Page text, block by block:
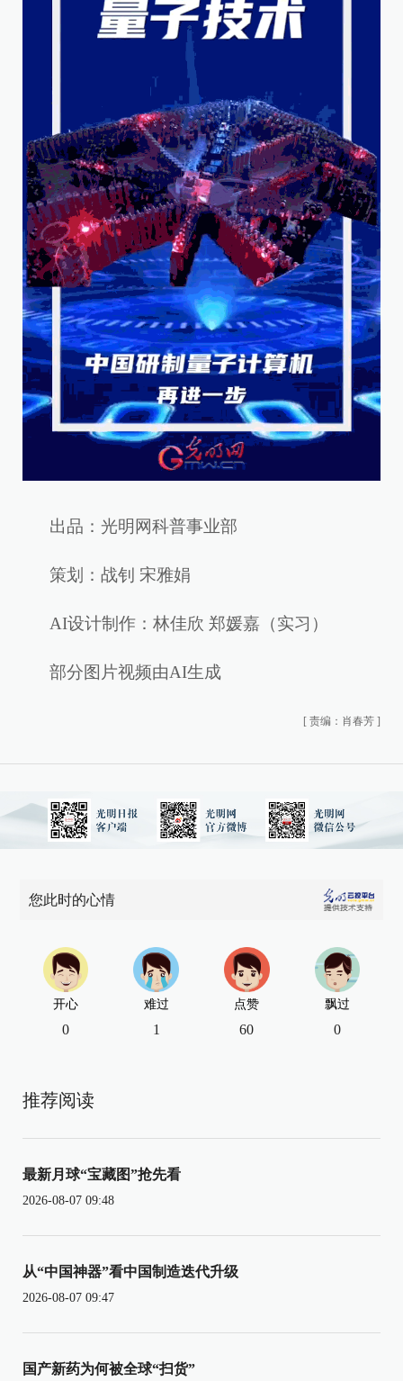
出品：光明网科普事业部
策划：战钊 宋雅娟
AI设计制作：林佳欣 郑媛嘉（实习）
部分图片视频由AI生成
[ 责编：肖春芳 ]
您此时的心情
开心
0
难过
1
点赞
60
飘过
0
推荐阅读
最新月球“宝藏图”抢先看
2026-08-07 09:48
从“中国神器”看中国制造迭代升级
2026-08-07 09:47
国产新药为何被全球“扫货”